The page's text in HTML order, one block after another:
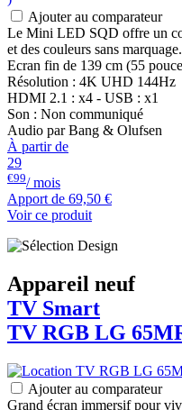
Ajouter au comparateur
Le Mini LED SQD offre un
et des couleurs sans marquage.
Ecran fin de 139 cm (55
Résolution : 4K UHD 144Hz
HDMI 2.1 : x4 - USB : x1
Son : Non communiqué
Audio par Bang & Olufsen
À partir de
29
€99/ mois
Apport de 69,50 €
Voir ce produit
Appareil neuf
TV Smart
TV RGB LG
Ajouter au comparateur
Grand écran immersif pour